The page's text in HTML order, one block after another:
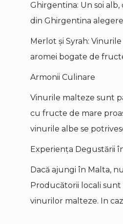
Ghirgentina: Un soi
din Ghirgentina
Merlot și Syrah:
aromei bogate de
Armonii Culinare
Vinurile malteze sunt
cu fructe de mare
vinurile albe se
Experiența Degustării
Dacă ajungi în Malta,
Producătorii locali sunt
vinurilor malteze. In